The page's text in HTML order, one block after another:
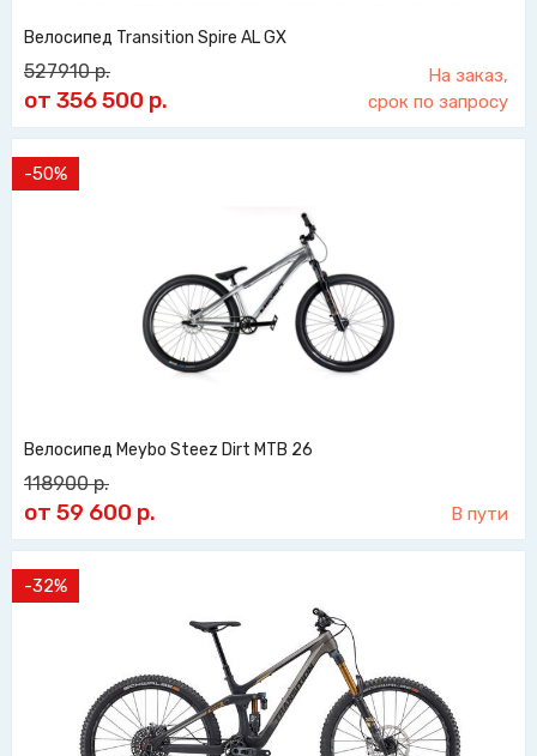
Велосипед Transition Spire AL GX
527910р.
от 356 500 р.
На заказ,
срок по запросу
-50%
Велосипед Meybo Steez Dirt MTB 26
118900р.
от 59 600 р. В пути
-32%